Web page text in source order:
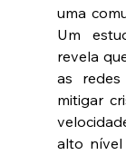
uma
Um
revela
as redes
mitigar
alto